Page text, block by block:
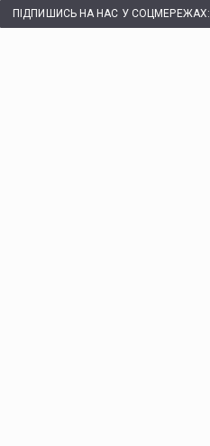
ПІДПИШИСЬ НА НАС У СОЦМЕРЕЖАХ: